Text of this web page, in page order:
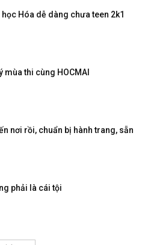
Hóa dễ dàng chưa teen 2k1
mùa thi cùng HOCMAI
nơi rồi, chuẩn bị hành trang, sẵn
phải là cái tội